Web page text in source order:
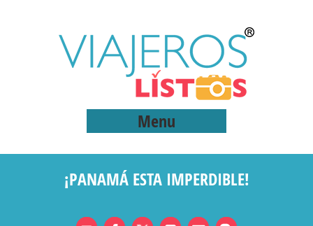
Menu
¡PANAMÁ ESTA IMPERDIBLE!